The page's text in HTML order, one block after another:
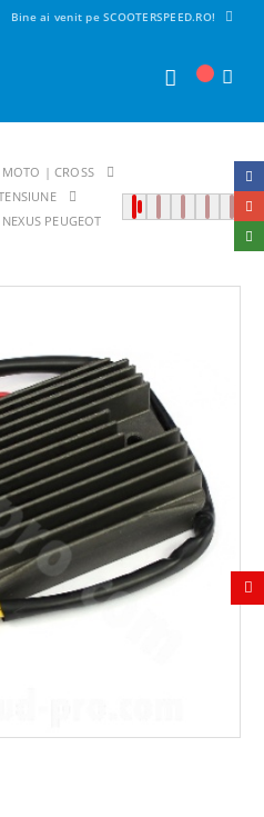
Bine ai venit pe SCOOTERSPEED.RO!
MOTO | CROSS
PEUGEOT